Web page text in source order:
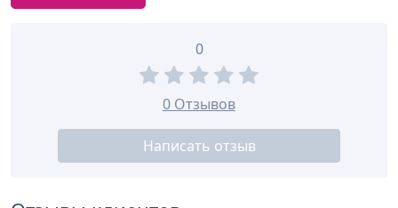
0
0 Отзывов
Написать отзыв